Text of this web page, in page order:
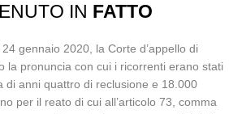
IN FATTO
gennaio 2020, la Corte d’appello di
la pronuncia con cui i ricorrenti erano stati
di anni quattro di reclusione e 18.000
per il reato di cui all’articolo 73, comma